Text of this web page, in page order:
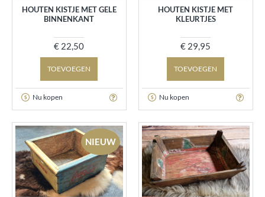
HOUTEN KISTJE MET GELE
BINNENKANT
€ 22,50
TOEVOEGEN
Nu kopen
HOUTEN KISTJE MET
KLEURTJES
€ 29,95
TOEVOEGEN
Nu kopen
NIEUW